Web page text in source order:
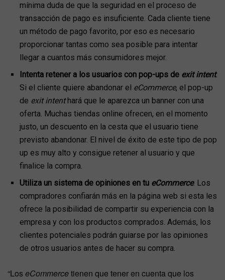
mínima duda de que la seguridad en el proceso de
transacción de pago es insuficiente. Cada cliente tiene
un método de pago favorito, por eso es necesario
proporcionar tantas como sea posible para intentar
llegar a cuantos más consumidores mejor.
Intenta retener a los usuarios con pop-ups de exit intent.
Si el cliente quiere abandonar el eCommerce, el pop-up
de exit intenthará que le aparezca un banner con una
oferta. Muchas tiendas online ofrecen, en el momento
justo, un descuento en la cesta que el usuario tiene
previsto abandonar. El nivel de éxito de este tipo de pop
up es muy alto y consigue retener al usuario y que
finalice la compra.
Utiliza un sistema de opiniones en tu eCommerce. Los
compradores confiarán más en la página web si esta les
ofrece la posibilidad de compartir su experiencia con la
empresa y con los productos comprados. Además, los
clientes potenciales podrán guiarse por las opiniones
de otros usuarios antes de hacer su compra.
“LoseCommercetienen que tener en cuenta que los